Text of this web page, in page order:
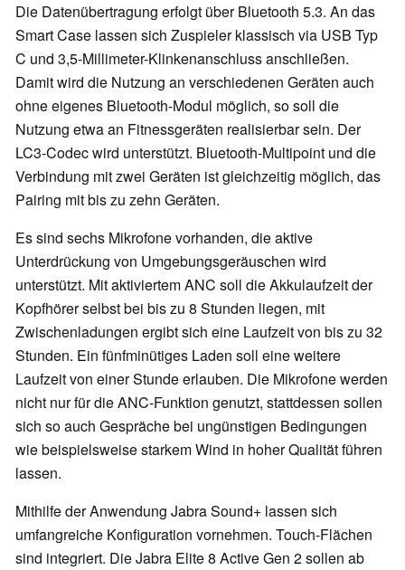
Die Datenübertragung erfolgt über Bluetooth 5.3. An das
Smart Case lassen sich Zuspieler klassisch via USB Typ
C und 3,5-Millimeter-Klinkenanschluss anschließen.
Damit wird die Nutzung an verschiedenen Geräten auch
ohne eigenes Bluetooth-Modul möglich, so soll die
Nutzung etwa an Fitnessgeräten realisierbar sein. Der
LC3-Codec wird unterstützt. Bluetooth-Multipoint und die
Verbindung mit zwei Geräten ist gleichzeitig möglich, das
Pairing mit bis zu zehn Geräten.
Es sind sechs Mikrofone vorhanden, die aktive
Unterdrückung von Umgebungsgeräuschen wird
unterstützt. Mit aktiviertem ANC soll die Akkulaufzeit der
Kopfhörer selbst bei bis zu 8 Stunden liegen, mit
Zwischenladungen ergibt sich eine Laufzeit von bis zu 32
Stunden. Ein fünfminütiges Laden soll eine weitere
Laufzeit von einer Stunde erlauben. Die Mikrofone werden
nicht nur für die ANC-Funktion genutzt, stattdessen sollen
sich so auch Gespräche bei ungünstigen Bedingungen
wie beispielsweise starkem Wind in hoher Qualität führen
lassen.
Mithilfe der Anwendung Jabra Sound+ lassen sich
umfangreiche Konfiguration vornehmen. Touch-Flächen
sind integriert. Die Jabra Elite 8 Active Gen 2 sollen ab